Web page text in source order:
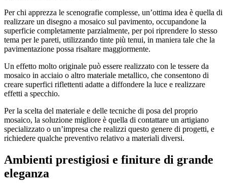
Per chi apprezza le scenografie complesse, un’ottima idea è quella di
realizzare un disegno a mosaico sul pavimento, occupandone la
superficie completamente parzialmente, per poi riprendere lo stesso
tema per le pareti, utilizzando tinte più tenui, in maniera tale che la
pavimentazione possa risaltare maggiormente.
Un effetto molto originale può essere realizzato con le tessere da
mosaico in acciaio o altro materiale metallico, che consentono di
creare superfici riflettenti adatte a diffondere la luce e realizzare
effetti a specchio.
Per la scelta del materiale e delle tecniche di posa del proprio
mosaico, la soluzione migliore è quella di contattare un artigiano
specializzato o un’impresa che realizzi questo genere di progetti, e
richiedere qualche preventivo relativo a materiali diversi.
Ambienti prestigiosi e finiture di grande
eleganza